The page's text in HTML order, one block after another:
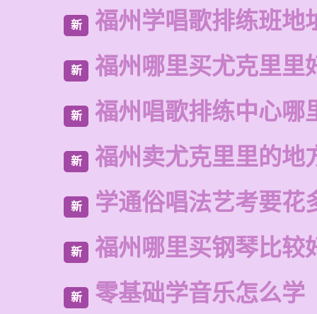
新 福州学唱歌排练班地
新 福州哪里买尤克里里
新 福州唱歌排练中心哪
新 福州卖尤克里里的地
新 学通俗唱法艺考要花
新 福州哪里买钢琴比较
新 零基础学音乐怎么学